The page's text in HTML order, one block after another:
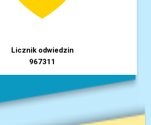
Licznik odwiedzin
967311